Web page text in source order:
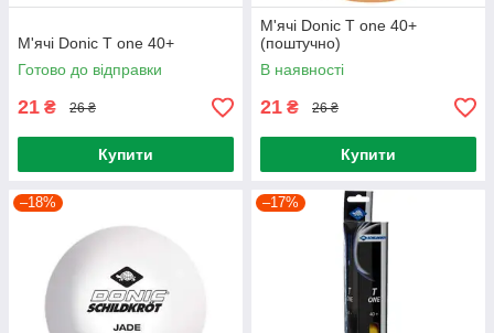
М'ячі Donic T one 40+
Готово до відправки
21 ₴ 26 ₴
Купити
М'ячі Donic T one 40+
(поштучно)
В наявності
21 ₴ 26 ₴
Купити
–18% –17%